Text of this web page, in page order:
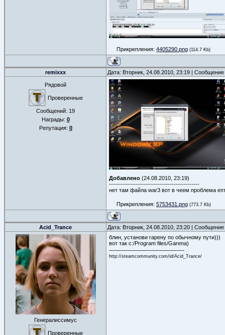
Прикрепления: 4405290.png (114.7 Kb)
remixxx Дата: Вторник, 24.08.2010, 23:19 |
Рядовой
Проверенные
Сообщений: 19
Награды: 0
Репутация: 0
Добавлено (24.08.2010, 23:19)
---------------------------------------------
нет там файла war3 вот в чеем проблема
Прикрепления: 5753431.png (773.7 Kb)
Acid_Trance Дата: Вторник, 24.08.2010, 23:20 |
Генералиссимус
Проверенные
блин, установи гарену по обычному пути)))
вот так c:/Program files/Garena)
http://steamcommunity.com/id/Acid_Trance/